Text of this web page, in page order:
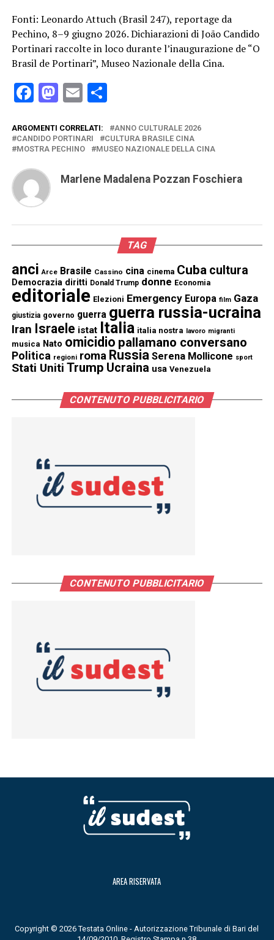
Fonti: Leonardo Attuch (Brasil 247), reportage da
Pechino, 8–9 giugno 2026. Dichiarazioni di João Candido
Portinari raccolte in loco durante l’inaugurazione de “O
Brasil de Portinari”, Museo Nazionale della Cina.
Facebook
Mastodon
Email
ARGOMENTI CORRELATI:
ANNO CULTURALE 2026
CANDIDO PORTINARI
CULTURA BRASILE CINA
MOSTRA PECHINO
MUSEO NAZIONALE DELLA CINA
Marlene Madalena Pozzan Foschiera
TAG
anci Arce Brasile Cassino cina cinema Cuba cultura
Democrazia diritti Donald Trump donne Economia
editoriale Elezioni Emergency Europa film Gaza
giustizia governo guerra guerra russia-ucraina
Iran Israele istat Italia italia nostra lavoro migranti
musica Nato omicidio pallamano conversano
Politica regioni roma Russia Serena Mollicone sport
Stati Uniti Trump Ucraina usa Venezuela
CONTENUTO PUBBLICITARIO
CONTENUTO PUBBLICITARIO
AREA RISERVATA
Copyright © 2026 Testata Online - Autorizzazione Tribunale di Bari del